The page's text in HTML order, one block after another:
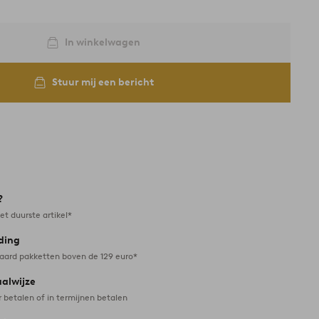
In winkelwagen
Stuur mij een bericht
duurste artikel*
pakketten boven de 129 euro*
betalen of in termijnen betalen